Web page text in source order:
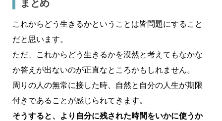
まとめ
これからどう生きるかということは皆問題にすること
だと思います。
ただ、これからどう生きるかを漠然と考えてもなかな
か答えが出ないのが正直なところかもしれません。
周りの人の無常に接した時、自然と自分の人生が期限
付きであることが感じられてきます。
そうすると、より自分に残された時間をいかに使うか